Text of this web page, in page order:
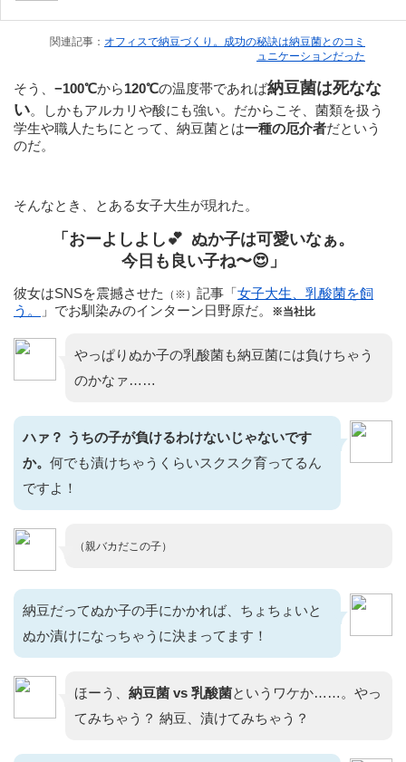
関連記事： オフィスで納豆づくり。成功の秘訣は納豆菌とのコミ
ュニケーションだった
そう、 −100℃から120℃の温度帯であれば納豆菌は死なな
い。しかもアルカリや酸にも強い。だからこそ、菌類を扱う
学生や職人たちにとって、納豆菌とは一種の厄介者だという
のだ。
そんなとき、とある女子大生が現れた。
「おーよしよし 💕 ぬか子は可愛いなぁ。
今日も良い子ね〜😍 」
彼女はSNSを震撼させた （※） 記事「女子大生、乳酸菌を飼
う。
」でお馴染みのインターン日野原だ。 ※当社比
やっぱりぬか子の乳酸菌も納豆菌には負けちゃう
のかなァ……
ハァ？ うちの子が負けるわけないじゃないです
か。 何でも漬けちゃうくらいスクスク育ってるん
ですよ！
（親バカだこの子）
納豆だってぬか子の手にかかれば、ちょちょいと
ぬか漬けになっちゃうに決まってます！
ほーう、 納豆菌 vs 乳酸菌というワケか……。やっ
てみちゃう？ 納豆、漬けてみちゃう？